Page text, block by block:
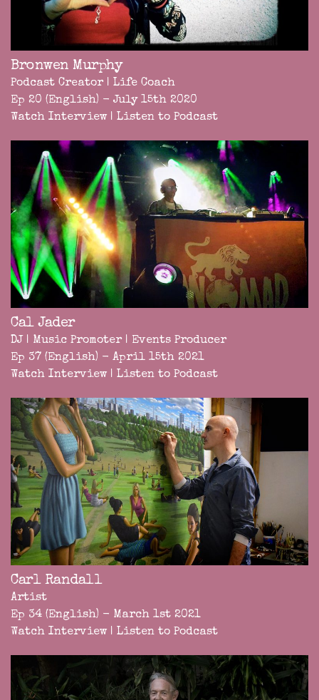
Bronwen Murphy
Podcast Creator | Life Coach
Ep 20 (English) - July 15th 2020
Watch Interview | Listen to Podcast
Cal Jader
DJ | Music Promoter | Events Producer
Ep 37 (English) - April 15th 2021
Watch Interview | Listen to Podcast
Carl Randall
Artist
Ep 34 (English) - March 1st 2021
Watch Interview | Listen to Podcast